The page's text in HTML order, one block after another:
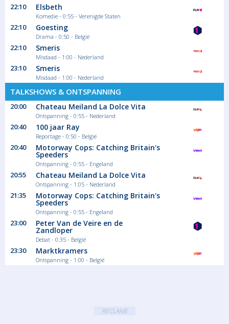
22:10 Elsbeth
Komedie - 0:55 - Verenigde Staten
22:10 Goesting
Drama - 0:50 - België
22:10 Smeris
Misdaad - 1:00 - Nederland
23:10 Smeris
Misdaad - 1:00 - Nederland
TALKSHOWS & ONTSPANNING
20:00 Chateau Meiland La Dolce Vita
Ontspanning - 0:55 - Nederland
20:40 100 jaar Ray
Reportage - 0:50 - België
20:40 Motorway Cops: Catching Britain's
Speeders
Ontspanning - 0:55 - Engeland
20:55 Chateau Meiland La Dolce Vita
Ontspanning - 1:05 - Nederland
21:35 Motorway Cops: Catching Britain's
Speeders
Ontspanning - 0:55 - Engeland
23:00 Peter Van de Veire en de
Zandloper
Debat - 0:35 - België
23:30 Marktkramers
Ontspanning - 1:00 - België
RECLAME